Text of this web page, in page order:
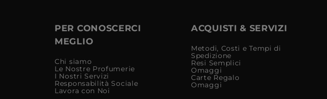
PER CONOSCERCI
MEGLIO
Chi siamo
Le Nostre Profumerie
I Nostri Servizi
Responsabilità Sociale
Lavora con Noi
ACQUISTI & SERVIZI
Metodi, Costi e Tempi di
Spedizione
Resi Semplici
Omaggi
Carte Regalo
Omaggi